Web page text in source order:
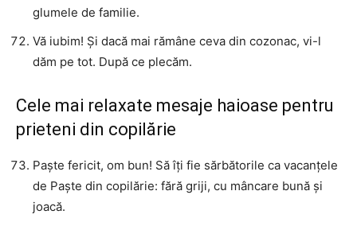
glumele de familie.
Vă iubim! Și dacă mai rămâne ceva din cozonac, vi-l
dăm pe tot. După ce plecăm.
Cele mai relaxate mesaje haioase pentru
prieteni din copilărie
Paște fericit, om bun! Să îți fie sărbătorile ca vacanțele
de Paște din copilărie: fără griji, cu mâncare bună și
joacă.